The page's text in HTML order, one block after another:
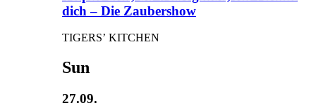
dich – Die Zaubershow
TIGERS’ KITCHEN
Sun
27.09.